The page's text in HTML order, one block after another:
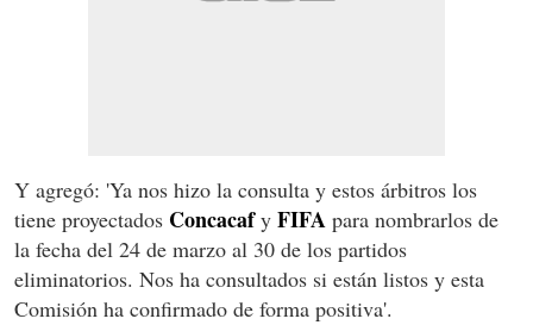
Y agregó: 'Ya nos hizo la consulta y estos árbitros los
tiene proyectados Concacafy FIFA para nombrarlos de
la fecha del 24 de marzo al 30 de los partidos
eliminatorios. Nos ha consultados si están listos y esta
Comisión ha confirmado de forma positiva'.